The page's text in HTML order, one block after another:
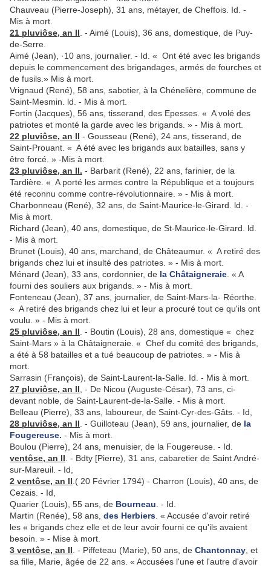
Chauveau (Pierre-Joseph), 31 ans, métayer, de Cheffois. Id. -
Mis à mort.
21 pluviôse, an II . - Aimé (Louis), 36 ans, domestique, de Puy-
de-Serre.
Aimé (Jean), ·10 ans, journalier. - Id. « Ont été avec les brigands
depuis le commencement des brigandages, armés de fourches et
de fusils.» Mis à mort.
Vrignaud (René), 58 ans, sabotier, à la Chénelière, com­mune de
Saint-Mesmin. ld. - Mis à mort.
Fortin (Jacques), 56 ans, tisserand, des Epesses. « A volé des
patriotes et monté la garde avec les bri­gands. » - Mis à mort.
22 pluviôse, an II - Gousseau (René), 24 ans, tisserand, de
Saint-Prouant. « A été avec les brigands aux batailles, sans y
être forcé. » -Mis à mort.
23 pluviôse, an II. - Barbarit (René), 22 ans, farinier, de la
Tardière. « A porté les armes contre la République et a toujours
été reconnu comme contre-révolutionnaire. » - Mis à mort.
Charbonneau (René), 32 ans, de Saint-Maurice-le-Girard. ld. -
Mis à mort.
Richard (Jean), 40 ans, domestique, de St-Maurice-le-Girard. ld.
- Mis à mort.
Brunet (Louis), 40 ans, marchand, de Châteaumur. « A retiré des
brigands chez lui et insulté des patriotes. » - Mis à mort.
Ménard (Jean), 33 ans, cordonnier, de la Châtaigneraie . « A
fourni des souliers aux brigands. » - Mis à mort.
Fonteneau (Jean), 37 ans, journalier, de Saint-Mars-la- Réorthe.
« A retiré des brigands chez lui et leur a procuré tout ce qu'ils ont
voulu. » - Mis à mort.
25 pluviôse, an II . - Boutin (Louis), 28 ans, domestique « chez
Saint-Mars » à la Châtaigneraie. « Chef du comité des brigands,
a été à 58 batailles et a tué beaucoup de patriotes. » - Mis à
mort.
Sarrasin (François), de Saint-Laurent-la-Salle. Id. - Mis à mort.
27 pluviôse, an II , - De Nicou (Auguste-César), 73 ans, ci­-
devant noble, de Saint-Laurent-de-la-Salle. - Mis à mort.
Belleau (Pierre), 33 ans, laboureur, de Saint-Cyr-des-Gâts. - Id,
28 pluviôse, an II . - Guilloteau (Jean), 59 ans, journalier, de la
Fougereuse. - Mis à mort.
Boulou (Pierre), 24 ans, menuisier, de la Fougereuse. - Id.
ventôse, an II . - Bdty [Pierre), 31 ans, cabaretier de Saint André-
sur-Mareuil. - Id,
2 ventôse, an ll .( 20 Février 1794) - Charron (Louis), 40 ans, de
Cezais. - Id,
Quarier (Louis), 55 ans, de Bourneau . - Id.
Martin (Renée), 58 ans, des Herbiers . « Accusée d'avoir retiré
les « brigands chez elle et de leur avoir fourni ce qu'ils avaient
besoin. » - Mise à mort.
3 ventôse, an II . - Piffeteau (Marie), 50 ans, de Chantonnay , et
sa fille, Marie, âgée de 22 ans. « Accusées l'une et l'autre d'avoir